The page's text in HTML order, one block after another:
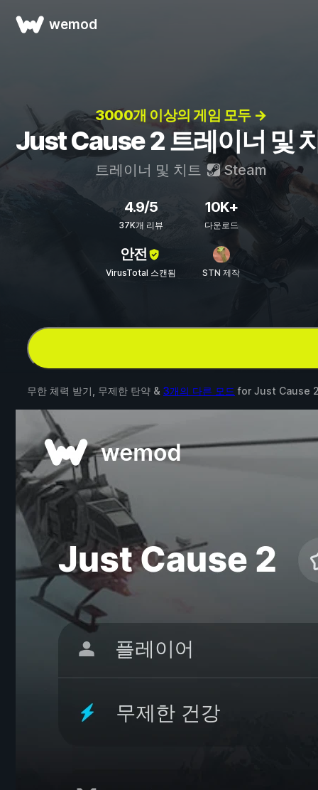
wemod
3000개 이상의 게임 모두 →
Just Cause 2 트레이너 및
트레이너 및 치트 Steam
4.9/5
37K개 리뷰
10K+
다운로드
안전
VirusTotal 스캔됨 STN 제작
무한 체력 받기, 무제한 탄약 & 3개의 다른 모드 for Just Cause